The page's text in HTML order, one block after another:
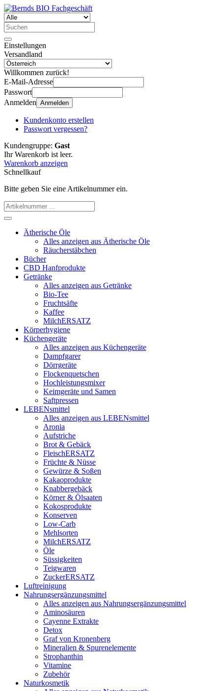
Einstellungen
Versandland
Willkommen zurück!
E-Mail-Adresse
Passwort
Anmelden Anmelden
Kundenkonto erstellen
Passwort vergessen?
Kundengruppe: Gast
Ihr Warenkorb ist leer.
Warenkorb anzeigen
Schnellkauf
Bitte geben Sie eine Artikelnummer ein.
Ätherische Öle
Alles anzeigen aus Ätherische Öle
Räucherstäbchen
Bücher
CBD Hanfprodukte
Getränke
Alles anzeigen aus Getränke
Bio-Tee
Fruchtsäfte
Kaffee
MilchERSATZ
Körperhygiene
Küchengeräte
Alles anzeigen aus Küchengeräte
Dampfgarer
Dörrgeräte
Flockenquetschen
Hochleistungsmixer
Keimgeräte und Samen
Saftpressen
LEBENsmittel
Alles anzeigen aus LEBENsmittel
Aronia
Aufstriche
Brot & Gebäck
FleischERSATZ
Früchte & Nüsse
Gewürze & Soßen
Kakaoprodukte
Knabbergebäck
Körner & Ölsaaten
Kokosprodukte
Konserven
Low-Carb
Mehlsorten
MilchERSATZ
Öle
Süssigkeiten
Teigwaren
ZuckerERSATZ
Luftreinigung
Nahrungsergänzungsmittel
Alles anzeigen aus Nahrungsergänzungsmittel
Aminosäuren
Cayenne Extrakte
Detox
Graf von Kronenberg
Mineralien & Spurenelemente
Strophanthin
Vitamine
Zubehör
Naturkosmetik